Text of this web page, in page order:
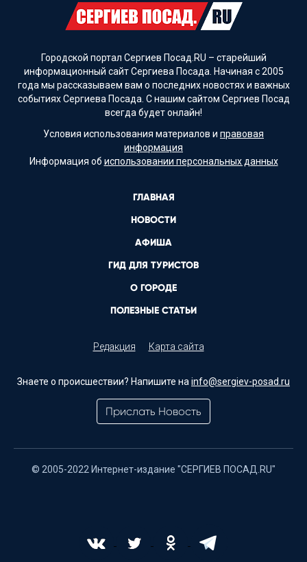
Городской портал Сергиев Посад.RU – старейший
информационный сайт Сергиева Посада. Начиная с 2005
года мы рассказываем вам о последних новостях и важных
событиях Сергиева Посада. С нашим сайтом Сергиев Посад
всегда будет онлайн!
Условия использования материалов и правовая
информация
Информация об использовании персональных данных
ГЛАВНАЯ
НОВОСТИ
АФИША
ГИД ДЛЯ ТУРИСТОВ
О ГОРОДЕ
ПОЛЕЗНЫЕ СТАТЬИ
Редакция Карта сайта
Знаете о происшествии? Напишите на info@sergiev-posad.ru
Прислать Новость
© 2005-2022 Интернет-издание "СЕРГИЕВ ПОСАД.RU"